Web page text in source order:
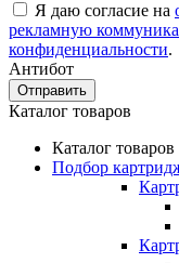
Я даю согласие на
рекламную
конфиденциальности.
Антибот
Отправить
Каталог товаров
Каталог товаров
Подбор